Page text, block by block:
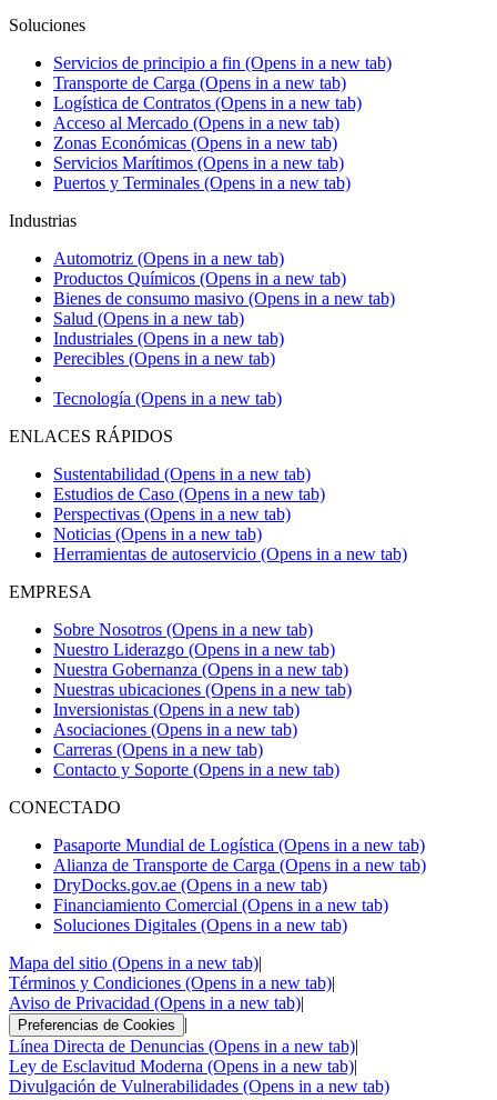
Soluciones
Servicios de principio a fin (Opens in a new tab)
Transporte de Carga (Opens in a new tab)
Logística de Contratos (Opens in a new tab)
Acceso al Mercado (Opens in a new tab)
Zonas Económicas (Opens in a new tab)
Servicios Marítimos (Opens in a new tab)
Puertos y Terminales (Opens in a new tab)
Industrias
Automotriz (Opens in a new tab)
Productos Químicos (Opens in a new tab)
Bienes de consumo masivo (Opens in a new tab)
Salud (Opens in a new tab)
Industriales (Opens in a new tab)
Perecibles (Opens in a new tab)
Tecnología (Opens in a new tab)
ENLACES RÁPIDOS
Sustentabilidad (Opens in a new tab)
Estudios de Caso (Opens in a new tab)
Perspectivas (Opens in a new tab)
Noticias (Opens in a new tab)
Herramientas de autoservicio (Opens in a new tab)
EMPRESA
Sobre Nosotros (Opens in a new tab)
Nuestro Liderazgo (Opens in a new tab)
Nuestra Gobernanza (Opens in a new tab)
Nuestras ubicaciones (Opens in a new tab)
Inversionistas (Opens in a new tab)
Asociaciones (Opens in a new tab)
Carreras (Opens in a new tab)
Contacto y Soporte (Opens in a new tab)
CONECTADO
Pasaporte Mundial de Logística (Opens in a new tab)
Alianza de Transporte de Carga (Opens in a new tab)
DryDocks.gov.ae (Opens in a new tab)
Financiamiento Comercial (Opens in a new tab)
Soluciones Digitales (Opens in a new tab)
Mapa del sitio (Opens in a new tab)|
Términos y Condiciones (Opens in a new tab)|
Aviso de Privacidad (Opens in a new tab)|
Preferencias de Cookies
|
Línea Directa de Denuncias (Opens in a new tab)|
Ley de Esclavitud Moderna (Opens in a new tab)|
Divulgación de Vulnerabilidades (Opens in a new tab)